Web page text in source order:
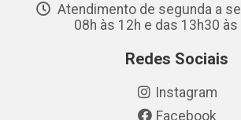
Atendimento de segunda a
08h às 12h e das 13h30 às
Redes Sociais
Instagram
Facebook